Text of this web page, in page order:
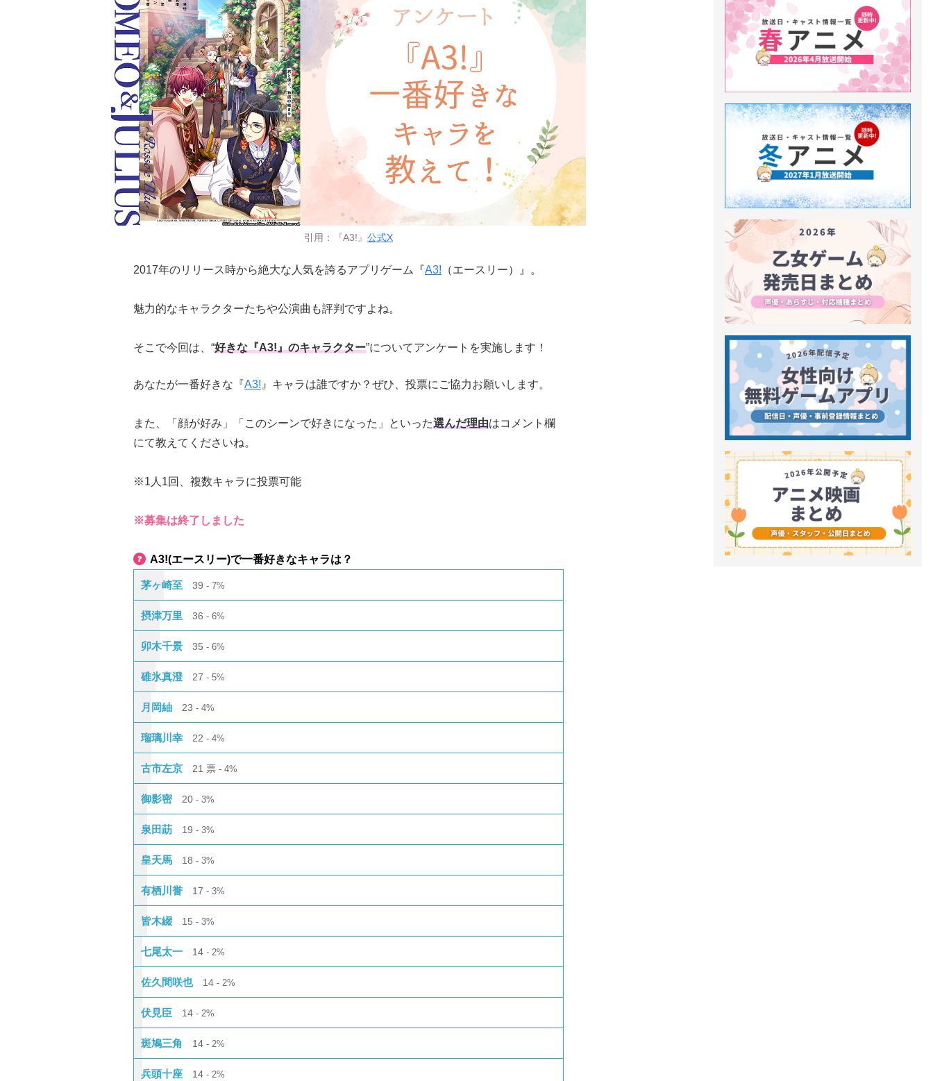
引用：『A3!』 公式X
2017年のリリース時から絶大な人気を誇るアプリゲーム『A3! （エースリー）』。
魅力的なキャラクターたちや公演曲も評判ですよね。
そこで今回は、“好きな『A3!』のキャラクター”についてアンケートを実施します！
あなたが一番好きな『A3! 』キャラは誰ですか？ぜひ、投票にご協力お願いします。
また、「顔が好み」「このシーンで好きになった」といった選んだ理由はコメント欄
にて教えてくださいね。
※1人1回、複数キャラに投票可能
※募集は終了しました
A3!(エースリー)で一番好きなキャラは？
茅ヶ崎至 39 7%
摂津万里 36 6%
卯木千景 35 6%
碓氷真澄 27 5%
月岡紬 23 4%
瑠璃川幸 22 4%
古市左京 21 票 4%
御影密 20 3%
泉田莇 19 3%
皇天馬 18 3%
有栖川誉 17 3%
皆木綴 15 3%
七尾太一 14 2%
佐久間咲也 14 2%
伏見臣 14 2%
斑鳩三角 14 2%
兵頭十座 14 2%